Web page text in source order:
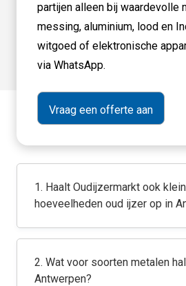
partijen alleen bij waardevolle
messing, aluminium, lood en
witgoed of elektronische
via WhatsApp.
1. Haalt Oudijzermarkt ook
hoeveelheden oud ijzer op in
2. Wat voor soorten metalen
Antwerpen?